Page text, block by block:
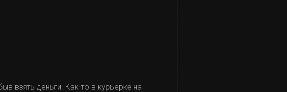
взять деньги. Как-то в курьерке на